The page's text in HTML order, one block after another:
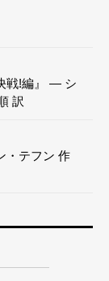
戦!編』 — シ
訳
・テフン 作